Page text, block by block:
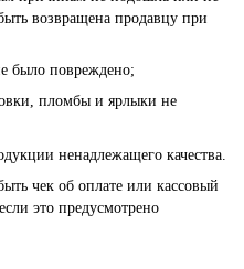
возвращена продавцу при
было повреждено;
пломбы и ярлыки не
ненадлежащего качества.
чек об оплате или кассовый
это предусмотрено